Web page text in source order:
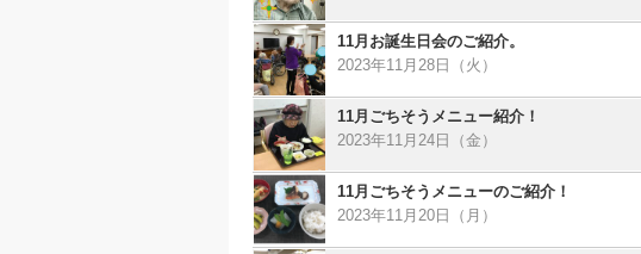
11月お誕生日会のご紹介。
2023年11月28日（火）
11月ごちそうメニュー紹介！
2023年11月24日（金）
11月ごちそうメニューのご紹介！
2023年11月20日（月）